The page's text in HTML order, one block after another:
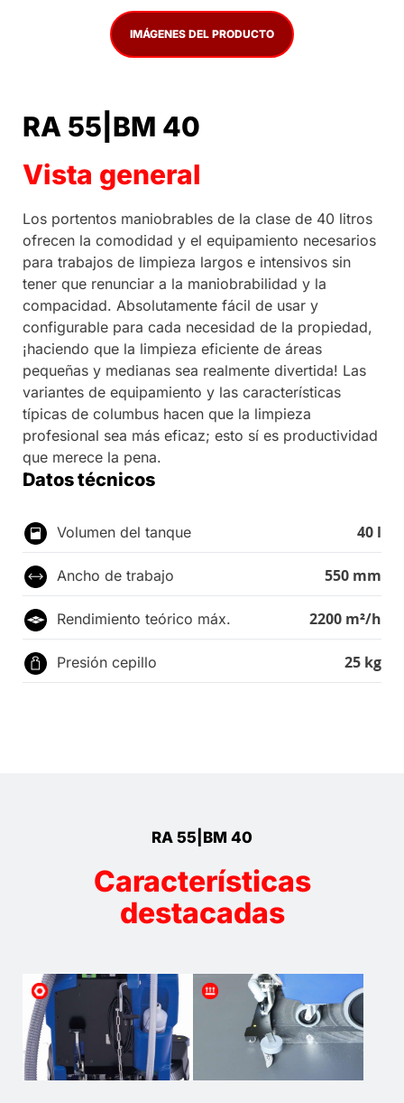
IMÁGENES DEL PRODUCTO
RA 55|BM 40
Vista general
Los portentos maniobrables de la clase de 40 litros
ofrecen la comodidad y el equipamiento necesarios
para trabajos de limpieza largos e intensivos sin
tener que renunciar a la maniobrabilidad y la
compacidad. Absolutamente fácil de usar y
configurable para cada necesidad de la propiedad,
¡haciendo que la limpieza eficiente de áreas
pequeñas y medianas sea realmente divertida! Las
variantes de equipamiento y las características
típicas de columbus hacen que la limpieza
profesional sea más eficaz; esto sí es productividad
que merece la pena.
Datos técnicos
Volumen del tanque 40 l
Ancho de trabajo 550 mm
Rendimiento teórico máx. 2200 m²/h
Presión cepillo 25 kg
RA 55|BM 40
Características
destacadas